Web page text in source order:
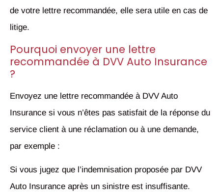
de votre lettre recommandée, elle sera utile en cas de
litige.
Pourquoi envoyer une lettre
recommandée à DVV Auto Insurance
?
Envoyez une lettre recommandée à DVV Auto
Insurance si vous n’êtes pas satisfait de la réponse du
service client à une réclamation ou à une demande,
par exemple :
Si vous jugez que l’indemnisation proposée par DVV
Auto Insurance après un sinistre est insuffisante.